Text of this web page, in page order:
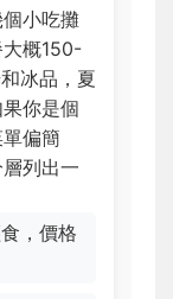
小吃攤
概150-
冰品，夏
你是個
偏簡
列出一
，價格